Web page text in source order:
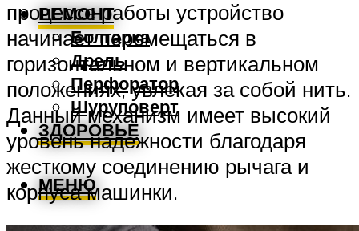
РЕМОНТ
Болгарка
Дрель
Перфоратор
Шуруповерт
ЗДОРОВЬЕ
МЕНЮ
процессе работы устройство
начинает перемещаться в
горизонтальном и вертикальном
положениях, увлекая за собой нить.
Данный механизм имеет высокий
уровень надежности благодаря
жесткому соединению рычага и
корпуса машинки.